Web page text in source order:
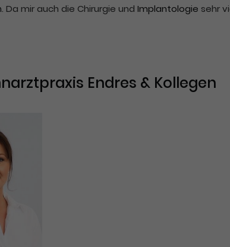
. Da mir auch die Chirurgie und Implantologie sehr
Endres & Kollegen